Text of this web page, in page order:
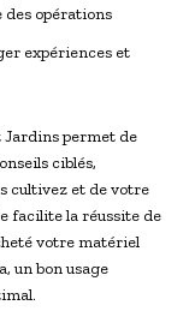
opérations
expériences et
Jardins permet de
ciblés,
cultivez et de votre
facilite la réussite de
votre matériel
un bon usage